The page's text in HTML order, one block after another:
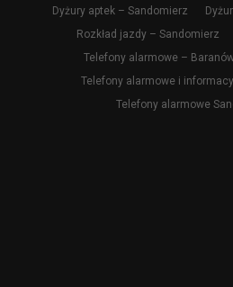
Dyżury aptek – Sandomierz
Rozkład jazdy – Sandomierz
Telefony alarmowe –
Telefony alarmowe i
Telefony alarmowe